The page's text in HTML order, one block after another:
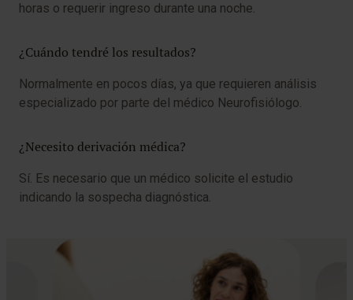
horas o requerir ingreso durante una noche.
¿Cuándo tendré los resultados?
Normalmente en pocos días, ya que requieren análisis
especializado por parte del médico Neurofisiólogo.
¿Necesito derivación médica?
Sí. Es necesario que un médico solicite el estudio
indicando la sospecha diagnóstica.